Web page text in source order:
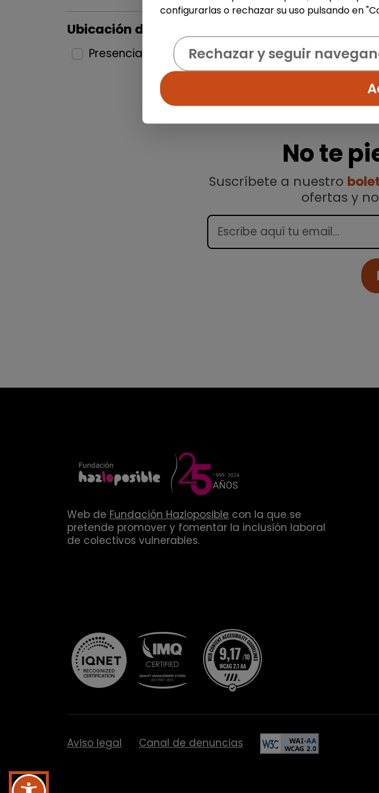
Ubicación del puesto
Presencial 2
No te
Suscríbete a nuestro
ofertas y
Web de Fundación Hazloposible con la que se
pretende promover y fomentar la inclusión laboral
de colectivos vulnerables.
Aviso legal Canal de denuncias
configurarlas o rechazar su uso pulsando en
Rechazar y seguir